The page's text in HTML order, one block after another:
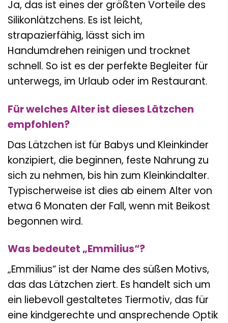
Ja, das ist eines der größten Vorteile des
Silikonlätzchens. Es ist leicht,
strapazierfähig, lässt sich im
Handumdrehen reinigen und trocknet
schnell. So ist es der perfekte Begleiter für
unterwegs, im Urlaub oder im Restaurant.
Für welches Alter ist dieses Lätzchen
empfohlen?
Das Lätzchen ist für Babys und Kleinkinder
konzipiert, die beginnen, feste Nahrung zu
sich zu nehmen, bis hin zum Kleinkindalter.
Typischerweise ist dies ab einem Alter von
etwa 6 Monaten der Fall, wenn mit Beikost
begonnen wird.
Was bedeutet „Emmilius“?
„Emmilius“ ist der Name des süßen Motivs,
das das Lätzchen ziert. Es handelt sich um
ein liebevoll gestaltetes Tiermotiv, das für
eine kindgerechte und ansprechende Optik